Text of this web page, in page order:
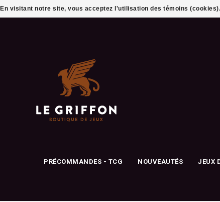
PRÉCOMMANDES - TCG NOUVEAUTÉS JEUX
En visitant notre site, vous acceptez l'utilisation des témoins